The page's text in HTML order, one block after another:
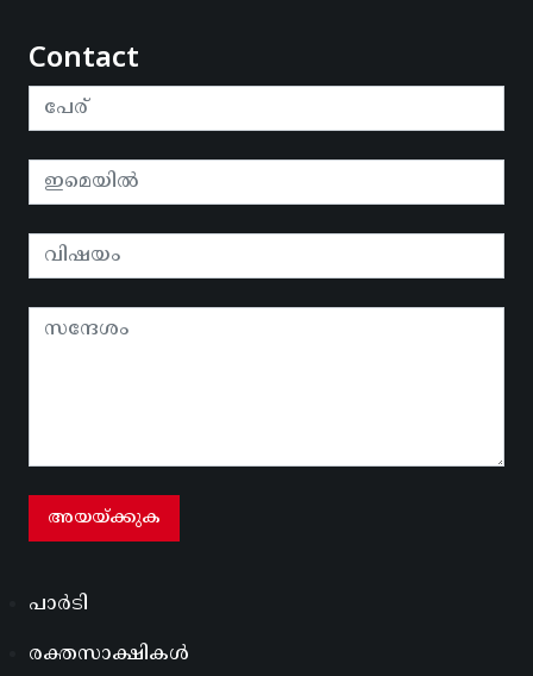
Contact
പാർടി
രക്തസാക്ഷികൾ